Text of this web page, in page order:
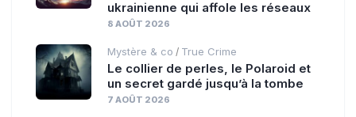
ukrainienne qui affole les réseaux
8 AOÛT 2026
Mystère & co / True Crime
Le collier de perles, le Polaroid et
un secret gardé jusqu’à la tombe
7 AOÛT 2026